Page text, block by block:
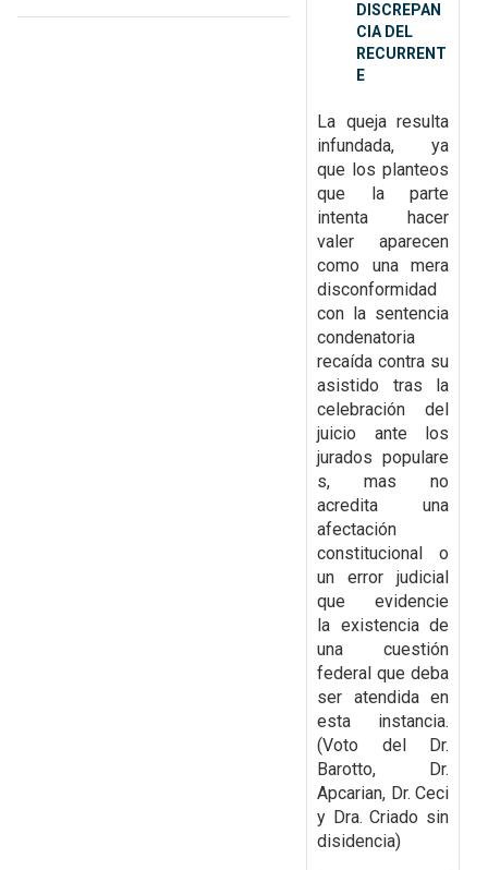
DISCREPAN
CIA DEL
RECURRENT
E
La queja resulta
infundada, ya
que los planteos
que la parte
intenta hacer
valer aparecen
como una mera
disconformidad
con la sentencia
condenatoria
recaída contra su
asistido tras la
celebración del
juicio ante los
jurados populare
s, mas no
acredita una
afectación
constitucional o
un error judicial
que evidencie
la existencia de
una cuestión
federal que deba
ser atendida en
esta instancia.
(Voto del Dr.
Barotto, Dr.
Apcarian, Dr. Ceci
y Dra. Criado sin
disidencia)